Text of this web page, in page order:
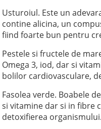
Usturoiul. Este un
contine alicina, un
fiind foarte bun pentru
Pestele si fructele de
Omega 3, iod, dar si
bolilor cardiovasculare,
Fasolea verde. Boabele
si vitamine dar si in fibre
detoxifierea organismului.